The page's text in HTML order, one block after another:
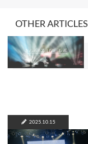
OTHER ARTICLES
2025.10.15